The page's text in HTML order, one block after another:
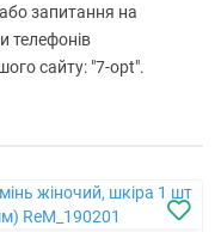
запитання на
телефонів
сайту: "7-opt".